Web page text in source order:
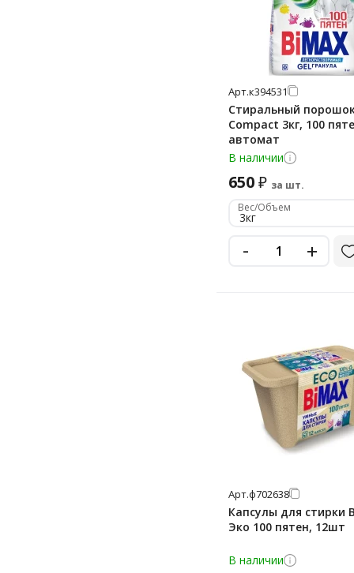
Арт.к394531
Стиральный
Compact 3кг, 100
автомат
В наличии
650₽ за шт.
Вес/Объем
3кг
- +
Арт.ф702638
Капсулы для стирки
Эко 100 пятен, 12шт
В наличии